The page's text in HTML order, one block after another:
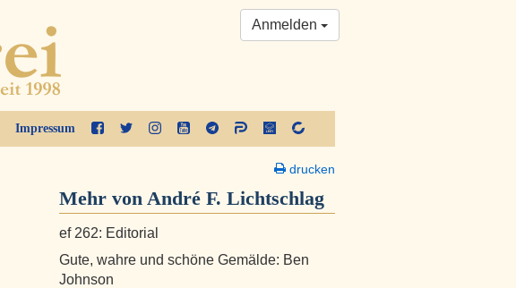
Impressum
Anmelden
drucken
Mehr von André F. Lichtschlag
ef 262: Editorial
Gute, wahre und schöne Gemälde: Ben
Johnson